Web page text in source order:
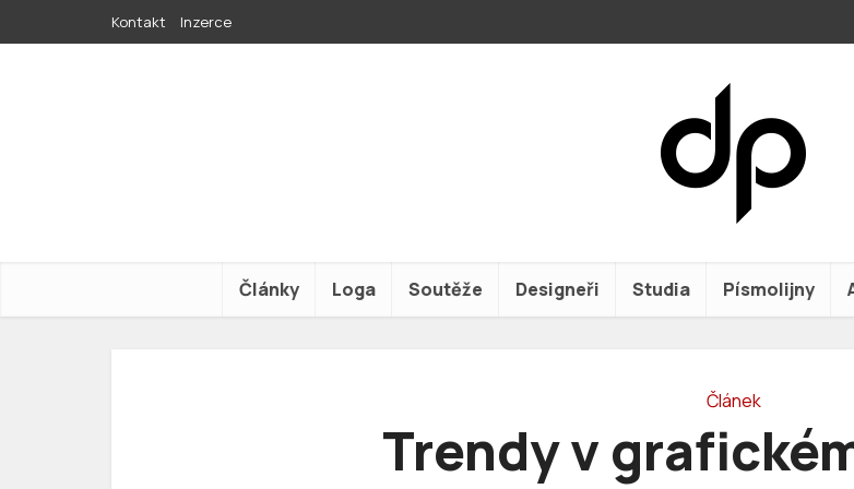
Kontakt Inzerce
Články Loga Soutěže Designeři Studia Písmolijny
Článek
Trendy v